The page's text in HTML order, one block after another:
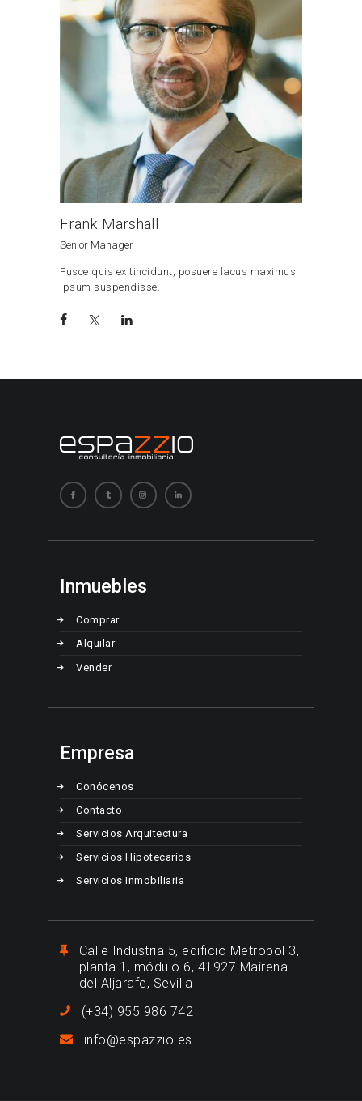
Frank Marshall
Senior Manager
Fusce quis ex tincidunt, posuere lacus maximus
ipsum suspendisse.
Inmuebles
Comprar
Alquilar
Vender
Empresa
Conócenos
Contacto
Servicios Arquitectura
Servicios Hipotecarios
Servicios Inmobiliaria
Calle Industria 5, edificio Metropol 3,
planta 1, módulo 6, 41927 Mairena
del Aljarafe, Sevilla
(+34) 955 986 742
info@espazzio.es